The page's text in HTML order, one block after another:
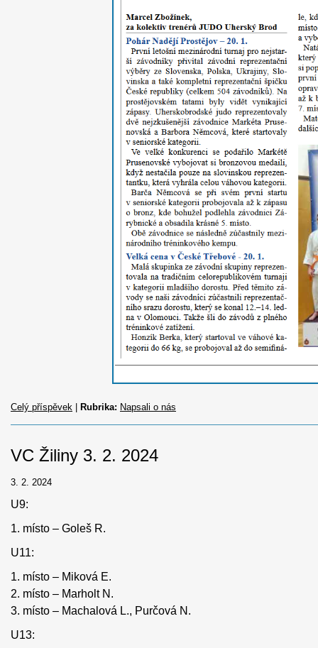
Celý příspěvek Rubrika: Napsali o nás
VC Žiliny 3. 2. 2024
3. 2. 2024
U9:
1. místo – Goleš R.
U11:
1. místo – Miková E.
2. místo – Marholt N.
3. místo – Machalová L., Purčová N.
U13: